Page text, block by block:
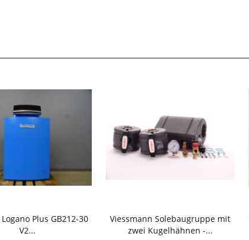
Plus GB212-30
V2...
Viessmann Solebaugruppe mit
zwei Kugelhähnen -...